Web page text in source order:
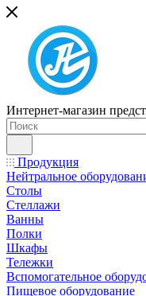
Интернет-магазин
Продукция
Нейтральное
Столы
Стеллажи
Ванны
Полки
Шкафы
Тележки
Вспомогательное
Пищевое оборудование